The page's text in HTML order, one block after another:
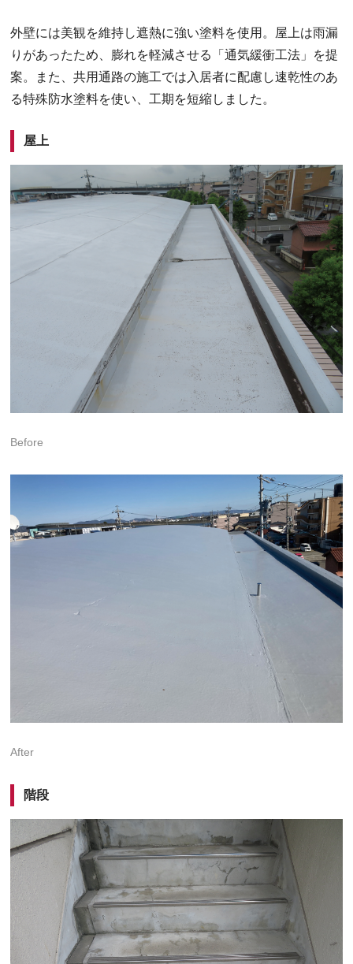
外壁には美観を維持し遮熱に強い塗料を使用。屋上は雨漏
りがあったため、膨れを軽減させる「通気緩衝工法」を提
案。また、共用通路の施工では入居者に配慮し速乾性のあ
る特殊防水塗料を使い、工期を短縮しました。
屋上
Before
After
階段